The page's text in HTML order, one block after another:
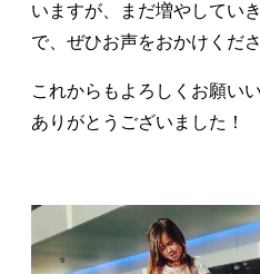
いますが、まだ増やしてい
で、ぜひお声をおかけくださ
これからもよろしくお願い
ありがとうございました！